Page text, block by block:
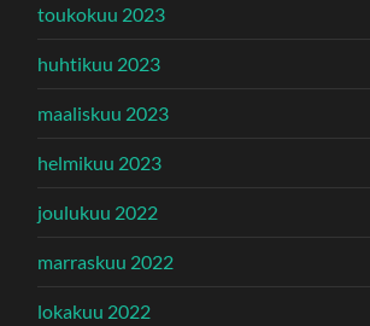
toukokuu 2023
huhtikuu 2023
maaliskuu 2023
helmikuu 2023
joulukuu 2022
marraskuu 2022
lokakuu 2022